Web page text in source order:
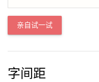
亲自试一试
字间距